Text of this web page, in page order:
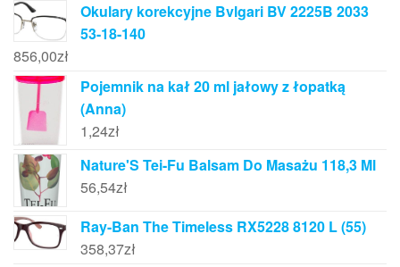
Okulary korekcyjne Bvlgari BV 2225B 2033
53-18-140
856,00zł
Pojemnik na kał 20 ml jałowy z łopatką
(Anna)
1,24zł
Nature'S Tei-Fu Balsam Do Masażu 118,3 Ml
56,54zł
Ray-Ban The Timeless RX5228 8120 L (55)
358,37zł